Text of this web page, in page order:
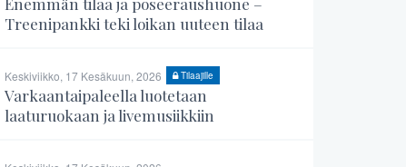
Treenipankki teki loikan uuteen tilaa
Keskiviikko, 17 Kesäkuun, 2026 Tilaajille
Varkaantaipaleella luotetaan
laaturuokaan ja livemusiikkiin